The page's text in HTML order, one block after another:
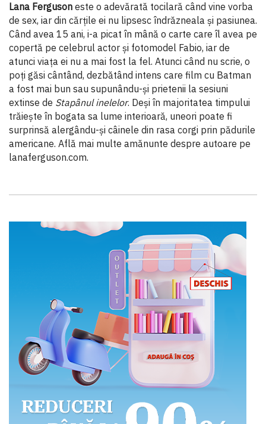
Lana Ferguson este o adevărată tocilară când vine vorba
de sex, iar din cărțile ei nu lipsesc îndrăzneala și pasiunea.
Când avea 15 ani, i-a picat în mână o carte care îl avea pe
copertă pe celebrul actor și fotomodel Fabio, iar de
atunci viața ei nu a mai fost la fel. Atunci când nu scrie, o
poți găsi cântând, dezbătând intens care film cu Batman
a fost mai bun sau supunându-și prietenii la sesiuni
extinse de Stapânul inelelor. Deși în majoritatea timpului
trăiește în bogata sa lume interioară, uneori poate fi
surprinsă alergându-și câinele din rasa corgi prin pădurile
americane. Află mai multe amănunte despre autoare pe
lanaferguson.com.